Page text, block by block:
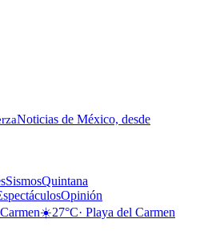
Noticias de México, desde
SismosQuintana
Opinión
☀️27°C· Playa del Carmen